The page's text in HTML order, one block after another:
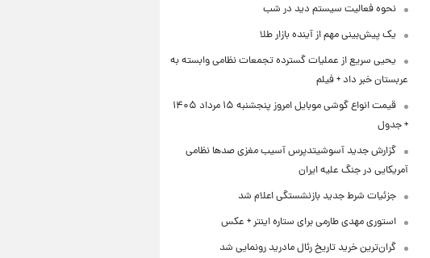
نحوه فعالیت سیستم دید در شب
یک پیش‌بینی مهم از آینده بازار طلا
یحیی سریع از عملیات گسترده تجمعات نظامی وابسته به
عربستان خبر داد + فیلم
قیمت انواع گوشی موبایل امروز پنجشنبه ۱۵ مرداد ۱۴۰۵
+ جدول
گزارش جدید آسوشیتدپرس آسیب مغزی صدها نظامی
آمریکایی در جنگ علیه ایران
جزئیات شرط جدید بازنشستگی اعلام شد
استوری مهدی طارمی برای ستاره اینتر + عکس
گران‌ترین خرید تاریخ رئال مادرید رونمایی شد